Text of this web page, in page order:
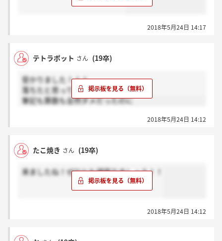
2018年5月24日 14:17
テトラポット さん (19卒)
受かりました！！！
落ちたと思ってた～
筆記も算数も全然ダメだったのに
2018年5月24日 14:12
たこ焼き さん (19卒)
来ましたね！ぜひとも頑張りましょう！！
2018年5月24日 14:12